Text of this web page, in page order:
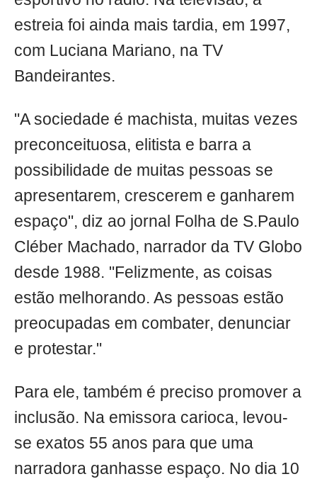
estreia foi ainda mais tardia, em 1997,
com Luciana Mariano, na TV
Bandeirantes.
"A sociedade é machista, muitas vezes
preconceituosa, elitista e barra a
possibilidade de muitas pessoas se
apresentarem, crescerem e ganharem
espaço", diz ao jornal Folha de S.Paulo
Cléber Machado, narrador da TV Globo
desde 1988. "Felizmente, as coisas
estão melhorando. As pessoas estão
preocupadas em combater, denunciar
e protestar."
Para ele, também é preciso promover a
inclusão. Na emissora carioca, levou-
se exatos 55 anos para que uma
narradora ganhasse espaço. No dia 10